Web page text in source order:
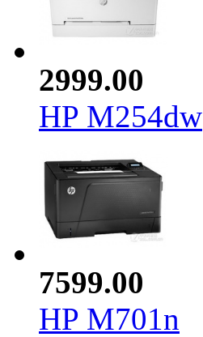
2999.00
HP M254dw
7599.00
HP M701n